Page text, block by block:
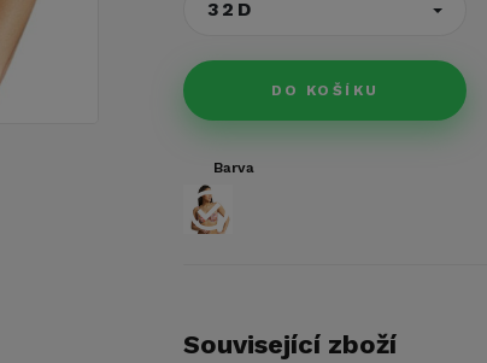
32D
DO KOŠÍKU
Barva
Související zboží